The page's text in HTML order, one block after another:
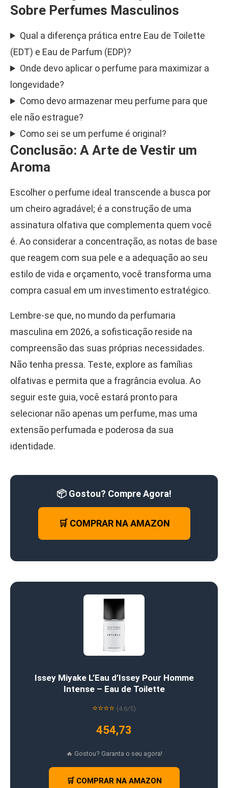
Sobre Perfumes Masculinos
Qual a diferença prática entre Eau de Toilette
(EDT) e Eau de Parfum (EDP)?
Onde devo aplicar o perfume para maximizar a
longevidade?
Como devo armazenar meu perfume para que
ele não estrague?
Como sei se um perfume é original?
Conclusão: A Arte de Vestir um
Aroma
Escolher o perfume ideal transcende a busca por
um cheiro agradável; é a construção de uma
assinatura olfativa que complementa quem você
é. Ao considerar a concentração, as notas de base
que reagem com sua pele e a adequação ao seu
estilo de vida e orçamento, você transforma uma
compra casual em um investimento estratégico.
Lembre-se que, no mundo da perfumaria
masculina em 2026, a sofisticação reside na
compreensão das suas próprias necessidades.
Não tenha pressa. Teste, explore as famílias
olfativas e permita que a fragrância evolua. Ao
seguir este guia, você estará pronto para
selecionar não apenas um perfume, mas uma
extensão perfumada e poderosa da sua
identidade.
📦 Gostou? Compre Agora!
🛒 COMPRAR NA AMAZON
Issey Miyake L’Eau d’Issey Pour Homme
Intense – Eau de Toilette
⭐⭐⭐⭐ (4.6/5)
454,73
🔥 Gostou? Garanta o seu agora!
🛒 COMPRAR NA AMAZON